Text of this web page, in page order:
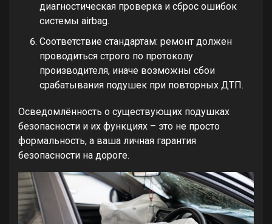
диагностическая проверка и сброс ошибок
системы airbag.
Соответствие стандартам: ремонт должен
проводиться строго по протоколу
производителя, иначе возможны сбои
срабатывания подушек при повторных ДТП.
Осведомлённость о существующих подушках
безопасности и их функциях – это не просто
формальность, а ваша личная гарантия
безопасности на дороге.